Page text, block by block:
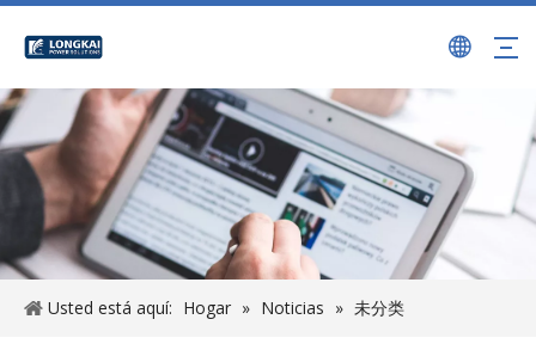
Usted está aquí: Hogar » Noticias » 未分类